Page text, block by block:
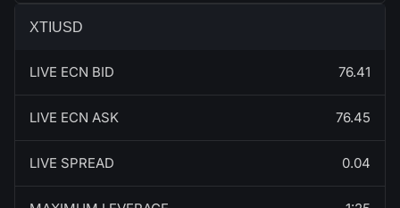
XTIUSD
LIVE ECN BID 76.41
LIVE ECN ASK 76.45
LIVE SPREAD 0.04